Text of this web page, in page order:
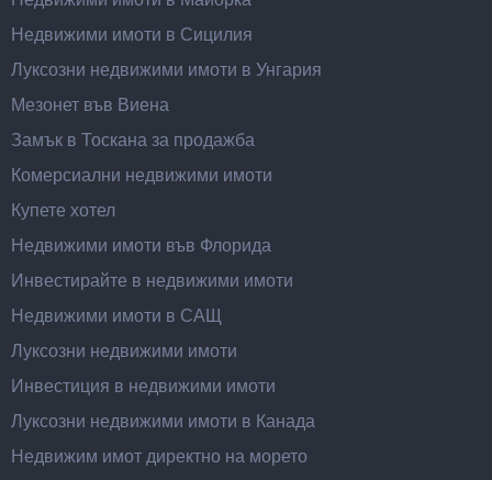
Недвижими имоти в Сицилия
Луксозни недвижими имоти в Унгария
Мезонет във Виена
Замък в Тоскана за продажба
Комерсиални недвижими имоти
Купете хотел
Недвижими имоти във Флорида
Инвестирайте в недвижими имоти
Недвижими имоти в САЩ
Луксозни недвижими имоти
Инвестиция в недвижими имоти
Луксозни недвижими имоти в Канада
Недвижим имот директно на морето